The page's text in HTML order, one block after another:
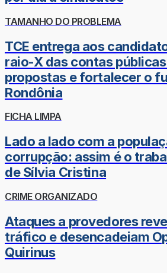
TAMANHO DO PROBLEMA
TCE entrega aos
raio-X das contas
propostas e fortalecer o
Rondônia
FICHA LIMPA
Lado a lado com a
corrupção: assim é o
de Sílvia Cristina
CRIME ORGANIZADO
Ataques a provedores
tráfico e desencadeiam
Quirinus